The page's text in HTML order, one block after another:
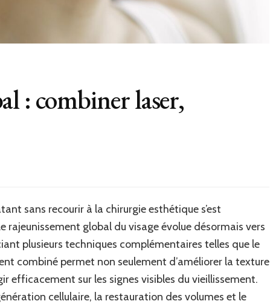
: combiner laser,
sans recourir à la chirurgie esthétique s’est
rajeunissement global du visage évolue désormais vers
plusieurs techniques complémentaires telles que le
combiné permet non seulement d’améliorer la texture
efficacement sur les signes visibles du vieillissement.
cellulaire, la restauration des volumes et le